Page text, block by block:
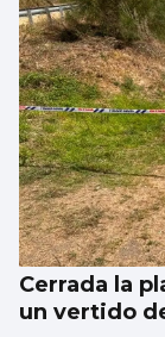
Cerrada la
un vertido